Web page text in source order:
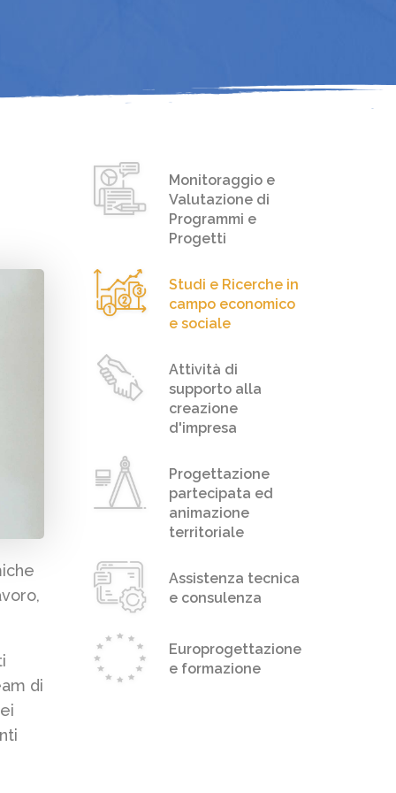
di
Monitoraggio e
Valutazione di
Programmi e
Progetti
Studi e Ricerche in
campo economico
e sociale
Attività di
supporto alla
creazione
d'impresa
Progettazione
partecipata ed
animazione
territoriale
Assistenza tecnica
e consulenza
Europrogettazione
e formazione